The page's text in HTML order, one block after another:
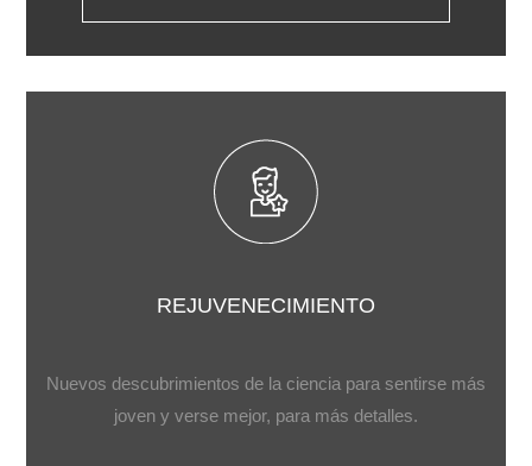
REJUVENECIMIENTO
Nuevos descubrimientos de la ciencia para sentirse más
joven y verse mejor, para más detalles.